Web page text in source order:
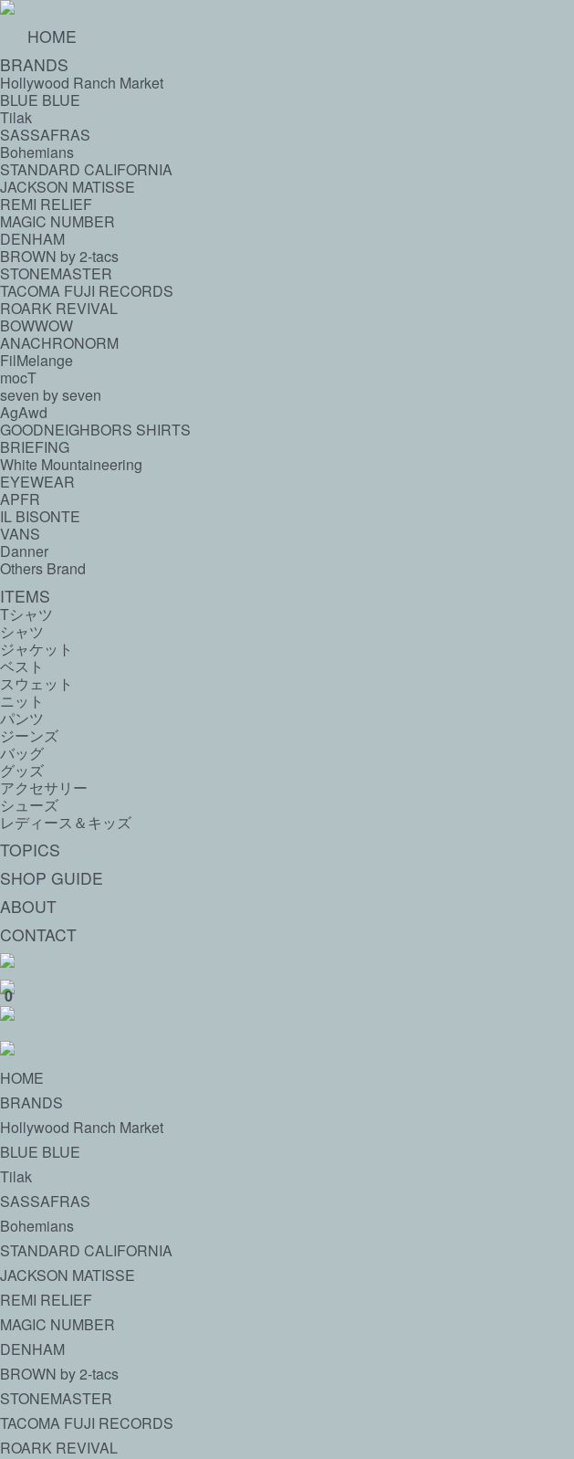
HOME
BRANDS
Hollywood Ranch Market
BLUE BLUE
Tilak
SASSAFRAS
Bohemians
STANDARD CALIFORNIA
JACKSON MATISSE
REMI RELIEF
MAGIC NUMBER
DENHAM
BROWN by 2-tacs
STONEMASTER
TACOMA FUJI RECORDS
ROARK REVIVAL
BOWWOW
ANACHRONORM
FilMelange
mocT
seven by seven
AgAwd
GOODNEIGHBORS SHIRTS
BRIEFING
White Mountaineering
EYEWEAR
APFR
IL BISONTE
VANS
Danner
Others Brand
ITEMS
Tシャツ
シャツ
ジャケット
ベスト
スウェット
ニット
パンツ
ジーンズ
バッグ
グッズ
アクセサリー
シューズ
レディース＆キッズ
TOPICS
SHOP GUIDE
ABOUT
CONTACT
0
HOME
BRANDS
Hollywood Ranch Market
BLUE BLUE
Tilak
SASSAFRAS
Bohemians
STANDARD CALIFORNIA
JACKSON MATISSE
REMI RELIEF
MAGIC NUMBER
DENHAM
BROWN by 2-tacs
STONEMASTER
TACOMA FUJI RECORDS
ROARK REVIVAL